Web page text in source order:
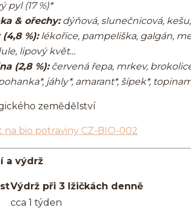
pyl (17 %)*
& ořechy:dýňová, slunečnicová,
%):lékořice, pampeliška, galgán,
lipový květ…
(2,8 %):červená řepa, mrkev,
jáhly*, amarant*, šípek*,
zemědělství
na bio potraviny CZ-BIO-002
a výdrž
Výdrž při 3 lžičkách denně
cca 1 týden